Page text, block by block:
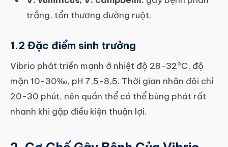
trắng, tổn thương đường ruột.
1.2 Đặc điểm sinh trưởng
Vibrio phát triển mạnh ở nhiệt độ 28-32°C, độ
mặn 10-30‰, pH 7,5-8,5. Thời gian nhân đôi chỉ
20-30 phút, nên quần thể có thể bùng phát rất
nhanh khi gặp điều kiện thuận lợi.